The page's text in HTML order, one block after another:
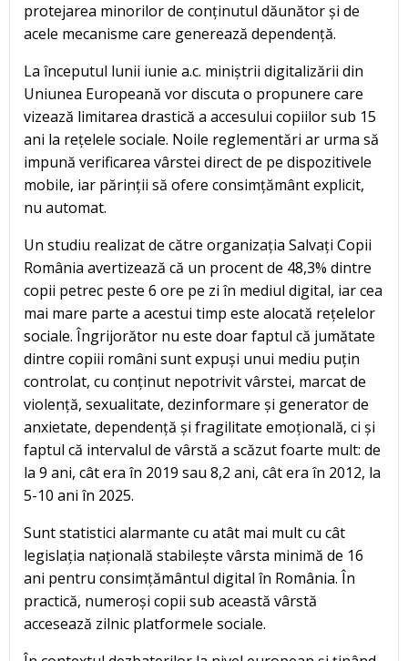
protejarea minorilor de conținutul dăunător și de
acele mecanisme care generează dependență.
La începutul lunii iunie a.c. miniștrii digitalizării din
Uniunea Europeană vor discuta o propunere care
vizează limitarea drastică a accesului copiilor sub 15
ani la rețelele sociale. Noile reglementări ar urma să
impună verificarea vârstei direct de pe dispozitivele
mobile, iar părinții să ofere consimțământ explicit,
nu automat.
Un studiu realizat de către organizația Salvați Copii
România avertizează că un procent de 48,3% dintre
copii petrec peste 6 ore pe zi în mediul digital, iar cea
mai mare parte a acestui timp este alocată rețelelor
sociale. Îngrijorător nu este doar faptul că jumătate
dintre copiii români sunt expuși unui mediu puțin
controlat, cu conținut nepotrivit vârstei, marcat de
violență, sexualitate, dezinformare și generator de
anxietate, dependență și fragilitate emoțională, ci și
faptul că intervalul de vârstă a scăzut foarte mult: de
la 9 ani, cât era în 2019 sau 8,2 ani, cât era în 2012, la
5-10 ani în 2025.
Sunt statistici alarmante cu atât mai mult cu cât
legislația națională stabilește vârsta minimă de 16
ani pentru consimțământul digital în România. În
practică, numeroși copii sub această vârstă
accesează zilnic platformele sociale.